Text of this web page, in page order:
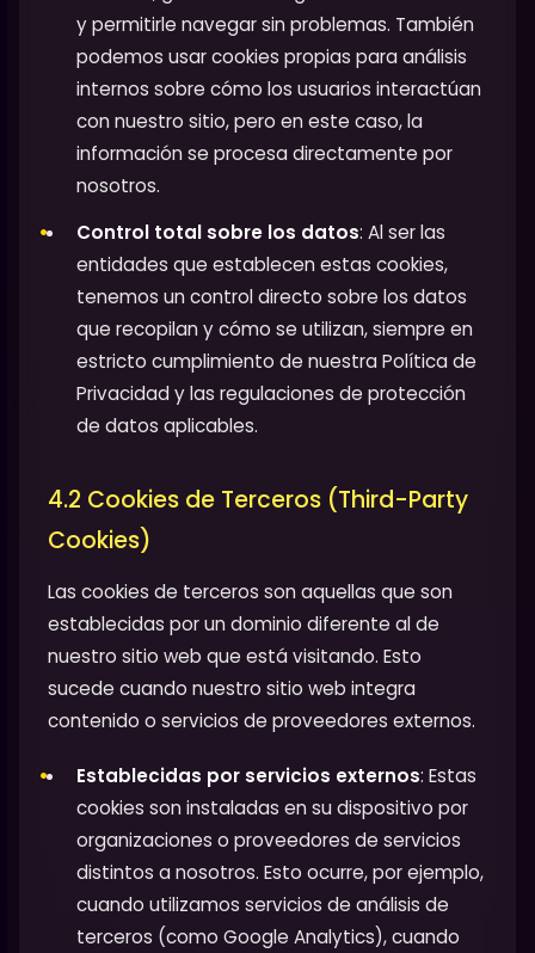
y permitirle navegar sin problemas. También
podemos usar cookies propias para análisis
internos sobre cómo los usuarios interactúan
con nuestro sitio, pero en este caso, la
información se procesa directamente por
nosotros.
Control total sobre los datos: Al ser las
entidades que establecen estas cookies,
tenemos un control directo sobre los datos
que recopilan y cómo se utilizan, siempre en
estricto cumplimiento de nuestra Política de
Privacidad y las regulaciones de protección
de datos aplicables.
4.2 Cookies de Terceros (Third-Party
Cookies)
Las cookies de terceros son aquellas que son
establecidas por un dominio diferente al de
nuestro sitio web que está visitando. Esto
sucede cuando nuestro sitio web integra
contenido o servicios de proveedores externos.
Establecidas por servicios externos: Estas
cookies son instaladas en su dispositivo por
organizaciones o proveedores de servicios
distintos a nosotros. Esto ocurre, por ejemplo,
cuando utilizamos servicios de análisis de
terceros (como Google Analytics), cuando